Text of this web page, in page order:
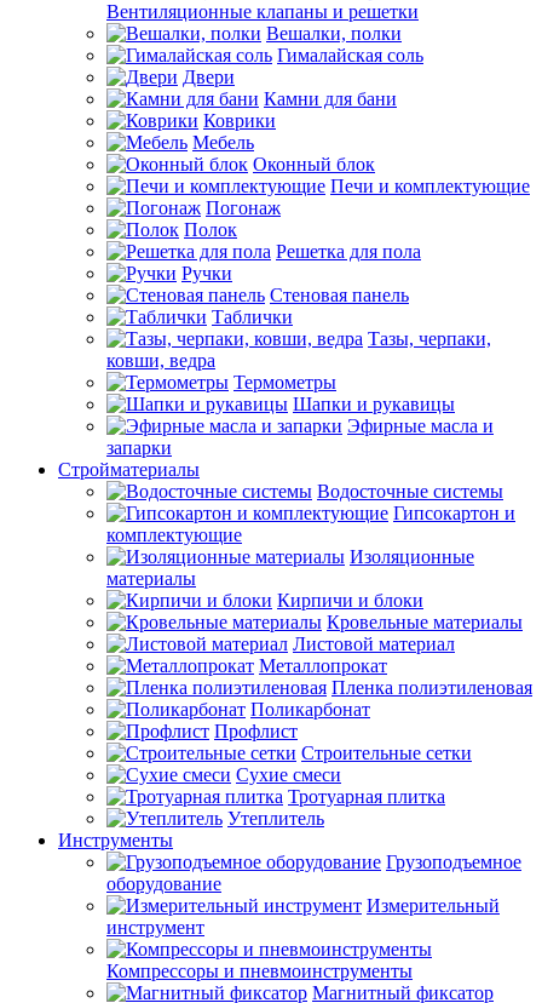
Вентиляционные клапаны и решетки
Вешалки, полки
Гималайская соль
Двери
Камни для бани
Коврики
Мебель
Оконный блок
Печи и комплектующие
Погонаж
Полок
Решетка для пола
Ручки
Стеновая панель
Таблички
Тазы, черпаки,
ковши, ведра
Термометры
Шапки и рукавицы
Эфирные масла и
запарки
Стройматериалы
Водосточные системы
Гипсокартон и
комплектующие
Изоляционные
материалы
Кирпичи и блоки
Кровельные материалы
Листовой материал
Металлопрокат
Пленка полиэтиленовая
Поликарбонат
Профлист
Строительные сетки
Сухие смеси
Тротуарная плитка
Утеплитель
Инструменты
Грузоподъемное
оборудование
Измерительный
инструмент
Компрессоры и пневмоинструменты
Магнитный фиксатор